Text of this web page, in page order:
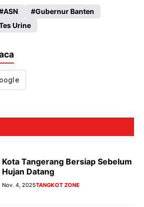
ASN
Gubernur Banten
Urine
Kota Tangerang Bersiap Sebelum
Hujan Datang
Nov. 4, 2025TANGKOT ZONE